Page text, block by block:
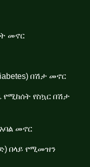
መኖር
በሽታ መኖር
የሚከሰት የስኳር በሽታ
መኖር
በላይ የሚመዝን